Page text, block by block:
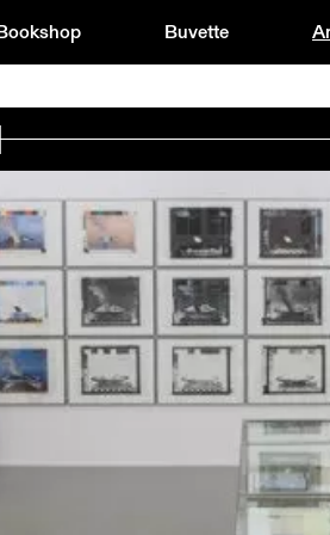
Buvette
MOTTI, AYTEN MUTLU SARAY & DANIEL